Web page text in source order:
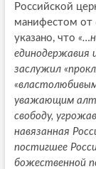
Российской
манифестом от
указано, что
единодержавия
заслужил
уважающим
свободу,
навязанная
постигшее
божественной